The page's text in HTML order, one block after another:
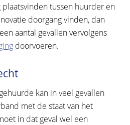
plaatsvinden tussen huurder en
doorgang vinden, dan
aantal gevallen vervolgens
doorvoeren.
kan in veel gevallen
met de staat van het
in dat geval wel een